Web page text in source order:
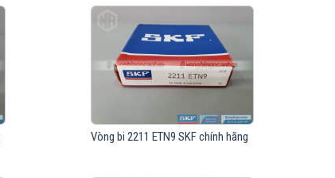
Vòng bi 2211 ETN9 SKF chính hãng